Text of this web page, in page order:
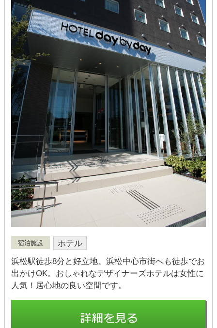
宿泊施設
ホテル
浜松駅徒歩8分と好立地。浜松中心市街へも徒歩でお
出かけOK。おしゃれなデザイナーズホテルは女性に
人気！居心地の良い空間です。